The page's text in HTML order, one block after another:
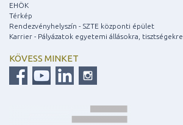
EHÖK
Térkép
Rendezvényhelyszín - SZTE központi épület
Karrier - Pályázatok egyetemi állásokra, tisztségekre
KÖVESS MINKET